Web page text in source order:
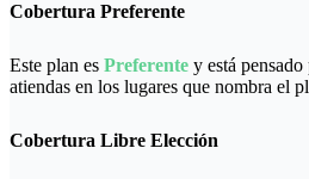
Cobertura Preferente
Este plan es Preferente y está
atiendas en los lugares que nombra el
Cobertura Libre Elección